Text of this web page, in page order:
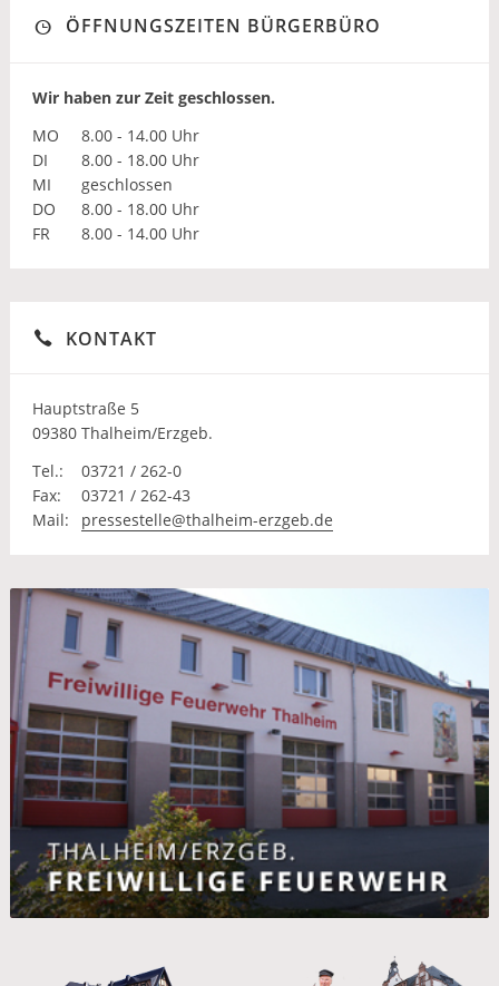
ÖFFNUNGSZEITEN BÜRGERBÜRO
Wir haben zur Zeit geschlossen.
MO
8.00 - 14.00 Uhr
DI
8.00 - 18.00 Uhr
MI
geschlossen
DO
8.00 - 18.00 Uhr
FR
8.00 - 14.00 Uhr
KONTAKT
Hauptstraße 5
09380 Thalheim/Erzgeb.
Tel.:
03721 / 262-0
Fax:
03721 / 262-43
Mail:
pressestelle@thalheim-erzgeb.de